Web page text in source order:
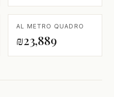
AL METRO QUADRO
₪23,889